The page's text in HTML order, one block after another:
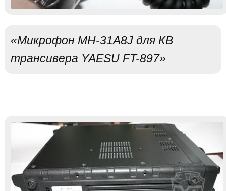
«Микрофон MH-31A8J для КВ
трансивера YAESU FT-897»